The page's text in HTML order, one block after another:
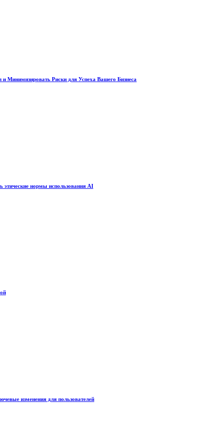
Минимизировать Риски для Успеха Вашего Бизнеса
этические нормы использования AI
изменения для пользователей